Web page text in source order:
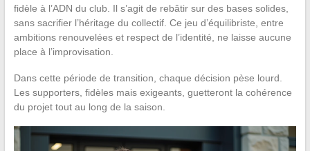
fidèle à l’ADN du club. Il s’agit de rebâtir sur des bases solides,
sans sacrifier l’héritage du collectif. Ce jeu d’équilibriste, entre
ambitions renouvelées et respect de l’identité, ne laisse aucune
place à l’improvisation.
Dans cette période de transition, chaque décision pèse lourd.
Les supporters, fidèles mais exigeants, guetteront la cohérence
du projet tout au long de la saison.